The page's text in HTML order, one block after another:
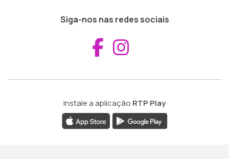
Siga-nos nas redes sociais
Aceder ao
Instale a aplicação RTP Play